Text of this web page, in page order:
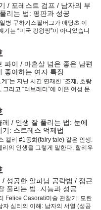
/ 포레스트 검프 / 남자의 부
리는 법: 평판과 성공
병 구하기스필버그가 애당초 이
기는 “미국 킹왕짱”이 아니었습니
들에게) 그렇게 보이지 않
파이 / 마흔살 넘은 좋은 남편
좋아하는 여자 특징
"는 지난 시간 연재한 “조제, 호랑
그리고 “러브레터”에 이은 여성 문
브
레 / 인생 잘 풀리는 법: 눈에
: 스트레스 억제법
켈리 #1동화(fairy tale) 같은 인생.
의 인생을 그렇게 말한다. 할리우
/ 성공한 알파남 공략법 / 접근
풀리는 법: 지능과 성공
Felice Casorati미술 관찰기: 모란
심리의 이해: 남자의 서열 (성공